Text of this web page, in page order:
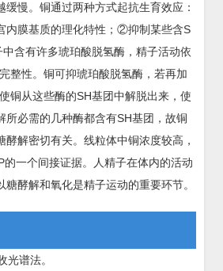
缓慢。铜通过两种方式起抗生育效应：
内膜基质的理化特性；②抑制某些含S
含有许多琥珀酸脱氢酶，精子活动依
整性。铜可抑琥珀酸脱氢酶，若再加
铜从这些酶的SH基团中解脱出来，使
所必需的几种酶都含有SH基团，故铜
酵解密切有关。线粒体中铜浓度较高，
的一个间接证据。人精子在体内的活动
糖酵解和氧化是精子运动的重要环节。
光谱法。